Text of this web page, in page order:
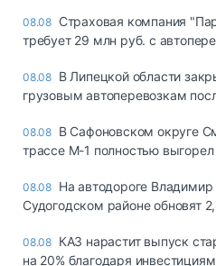
08.08 Страховая компания
требует 29 млн руб. с
08.08 В Липецкой области
грузовым автоперевозкам
08.08 В Сафоновском округе
трассе М-1 полностью выгорел
08.08 На автодороге
Судогодском районе обновят
08.08 КАЗ нарастит выпуск
на 20% благодаря